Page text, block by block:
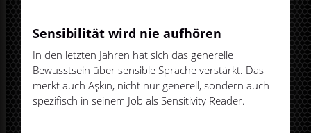
Sensibilität wird nie aufhören
In den letzten Jahren hat sich das generelle
Bewusstsein über sensible Sprache verstärkt. Das
merkt auch Aşkın, nicht nur generell, sondern auch
spezifisch in seinem Job als Sensitivity Reader.